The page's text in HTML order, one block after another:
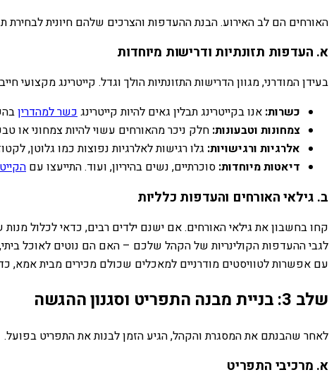
האורחים הם לב האירוע. הבנת ההעדפות והצרכים שלהם חיונית
א. העדפות תזונתיות ודרישות מיוחדות
בעידן המודרני, מגוון הדרישות התזונתיות הולך וגדל. קייטרינג מקצועי
כשרות: אנו בקייטרינג תבלין גאים להיות קייטרינגכשר למהדרין
צמחונות וטבעונות: חלק ניכר מהאורחים עשוי להיות צמחוני או
אלרגיות ורגישויות: גלו רגישות לאלרגיות נפוצות כמו גלוטן,
דיאטות מיוחדות: סוכרתיים, נשים בהיריון, ועוד. התייעצו עם
ב. גילאי האורחים והעדפות כלליות
קחו בחשבון את גילאי האורחים. אם ישנם ילדים רבים, כדאי לכלול
לגבי ההעדפות הקולינריות של הקהל שלכם – האם הם נוטים לאוכל
עם אפשרות לטוויסטים מודרניים למאכלים שכולם מכירים מבית אמא,
שלב 3: בניית מבנה התפריט וסגנון ההגשה
לאחר שהבנתם את המסגרת והקהל, הגיע הזמן לבנות את התפריט בפועל.
א. מרכיבי התפריט